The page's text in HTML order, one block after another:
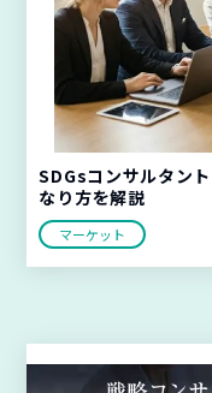
SDGsコンサルタン
なり方を解説
マーケット